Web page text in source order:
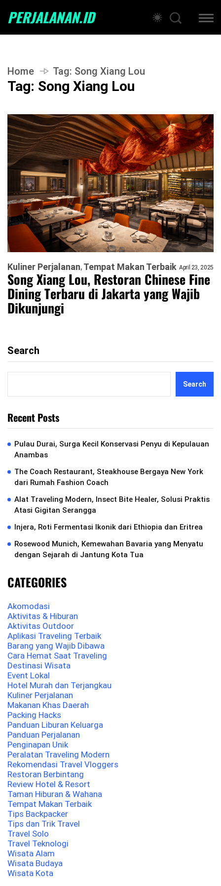
PERJALANAN.ID
Home Tag: Song Xiang Lou
Tag: Song Xiang Lou
Kuliner Perjalanan Tempat Makan Terbaik April 23, 2025
Song Xiang Lou, Restoran Chinese Fine
Dining Terbaru di Jakarta yang Wajib
Dikunjungi
Search
Search
Recent Posts
Pulau Durai, Surga Kecil Konservasi Penyu di Kepulauan
Anambas
The Coach Restaurant, Steakhouse Bergaya New York
dari Rumah Fashion Coach
Alat Traveling Modern, Insect Bite Healer, Solusi Praktis
Atasi Gigitan Serangga
Injera, Roti Fermentasi Ikonik dari Ethiopia dan Eritrea
Rosewood Munich, Kemewahan Bavaria yang Menyatu
dengan Sejarah di Jantung Kota Tua
CATEGORIES
Akomodasi
Aktivitas & Hiburan
Aktivitas Outdoor
Aplikasi Traveling Terbaik
Barang yang Wajib Dibawa
Cara Hemat Saat Traveling
Destinasi Wisata
Event Lokal
Hotel Murah dan Terjangkau
Kuliner Perjalanan
Makanan Khas Daerah
Packing Hacks
Panduan Liburan Keluarga
Panduan Perjalanan
Penginapan Unik
Peralatan Traveling Modern
Rekomendasi Travel Vloggers
Restoran Berbintang
Review Hotel & Resort
Taman Hiburan & Wahana
Tempat Makan Terbaik
Tips Backpacker
Tips dan Trik Travel
Travel Solo
Travel Teknologi
Wisata Alam
Wisata Budaya
Wisata Kota